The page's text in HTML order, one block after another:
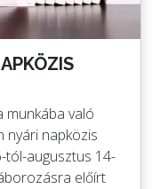
munkába való
nyári napközis
tól-augusztus 14-
előírt